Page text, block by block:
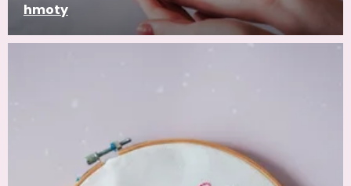
hmoty